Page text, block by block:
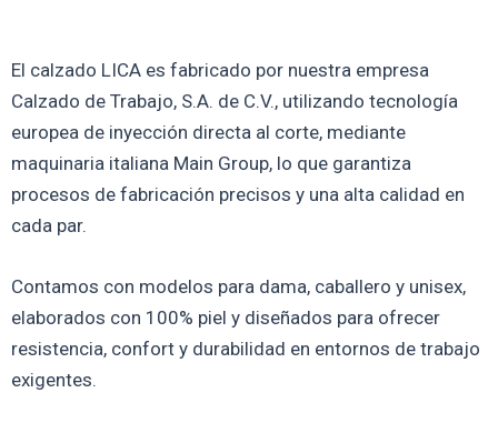
El calzado LICA es fabricado por nuestra empresa
Calzado de Trabajo, S.A. de C.V., utilizando tecnología
europea de inyección directa al corte, mediante
maquinaria italiana Main Group, lo que garantiza
procesos de fabricación precisos y una alta calidad en
cada par.
Contamos con modelos para dama, caballero y unisex,
elaborados con 100% piel y diseñados para ofrecer
resistencia, confort y durabilidad en entornos de trabajo
exigentes.